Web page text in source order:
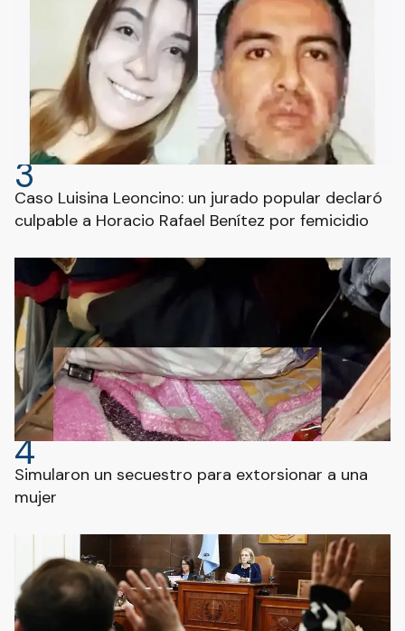
3
Caso Luisina Leoncino: un jurado popular declaró
culpable a Horacio Rafael Benítez por femicidio
4
Simularon un secuestro para extorsionar a una
mujer